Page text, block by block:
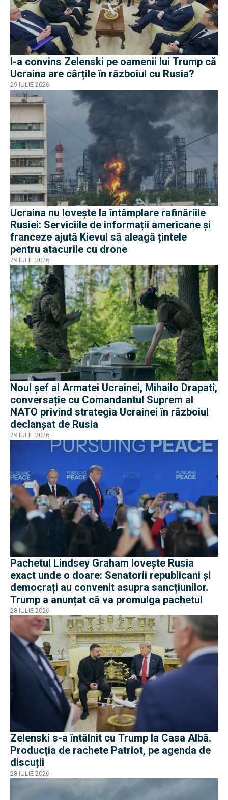
I-a convins Zelenski pe oamenii lui Trump că
Ucraina are cărțile în războiul cu Rusia?
29 IULIE 2026
Ucraina nu lovește la întâmplare rafinăriile
Rusiei: Serviciile de informații americane și
franceze ajută Kievul să aleagă țintele
pentru atacurile cu drone
29 IULIE 2026
Noul șef al Armatei Ucrainei, Mihailo Drapati,
conversație cu Comandantul Suprem al
NATO privind strategia Ucrainei în războiul
declanșat de Rusia
29 IULIE 2026
Pachetul Lindsey Graham lovește Rusia
exact unde o doare: Senatorii republicani și
democrați au convenit asupra sancțiunilor.
Trump a anunțat că va promulga pachetul
28 IULIE 2026
Zelenski s-a întâlnit cu Trump la Casa Albă.
Producția de rachete Patriot, pe agenda de
discuții
28 IULIE 2026